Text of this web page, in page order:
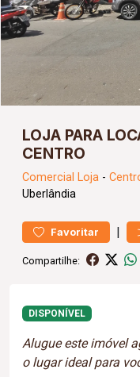
LOJA PARA
CENTRO
Comercial Loja -
Uberlândia
Favoritar |
Compartilhe:
DISPONÍVEL
Alugue este imóvel
o lugar ideal para